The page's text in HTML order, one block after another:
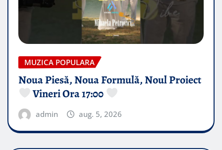
MUZICA POPULARA
Noua Piesă, Noua Formulă, Noul Proiect
Vineri Ora 17:00
admin aug. 5, 2026